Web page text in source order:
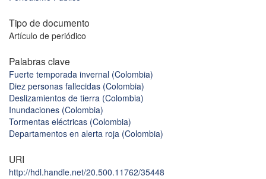
Tipo de documento
Artículo de periódico
Palabras clave
Fuerte temporada invernal (Colombia)
Diez personas fallecidas (Colombia)
Deslizamientos de tierra (Colombia)
Inundaciones (Colombia)
Tormentas eléctricas (Colombia)
Departamentos en alerta roja (Colombia)
URI
http://hdl.handle.net/20.500.11762/35448